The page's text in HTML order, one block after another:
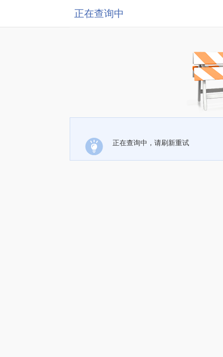
正在查询中
正在查询中，请刷新重试